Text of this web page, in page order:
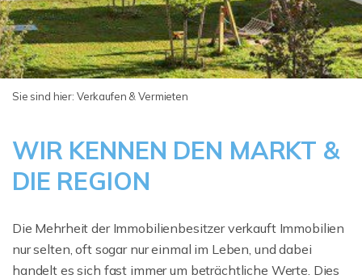
Sie sind hier: Verkaufen & Vermieten
WIR KENNEN DEN MARKT &
DIE REGION
Die Mehrheit der Immobilienbesitzer verkauft Immobilien
nur selten, oft sogar nur einmal im Leben, und dabei
handelt es sich fast immer um beträchtliche Werte. Dies